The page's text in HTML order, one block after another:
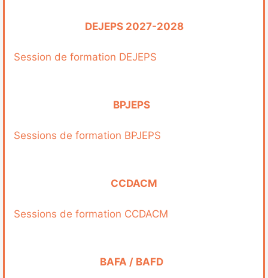
DEJEPS 2027-2028
Session de formation DEJEPS
BPJEPS
Sessions de formation BPJEPS
CCDACM
Sessions de formation CCDACM
BAFA / BAFD